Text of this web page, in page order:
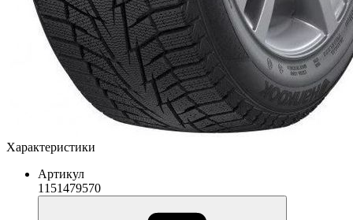
Характеристики
Артикул
1151479570